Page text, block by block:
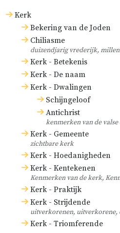
Kerk
Bekering van de Joden
Chiliasme
duizendjarig vrederijk,
Kerk - Betekenis
Kerk - De naam
Kerk - Dwalingen
Schijngeloof
Antichrist
kenmerken van de
Kerk - Gemeente
zichtbare kerk
Kerk - Hoedanigheden
Kerk - Kentekenen
Kenmerken van de kerk,
Kerk - Praktijk
Kerk - Strijdende
uitverkorenen, uitverkorene,
Kerk - Triomferende
Italiaanse
van de
oorzaken
dan alle drie
hij ze noemt] van
oorzaak is dat
geweest;
geduurd heeft
Sylvester;
de apostelen. De
dat zealgemener
geen land
kruipt. De derde
door de